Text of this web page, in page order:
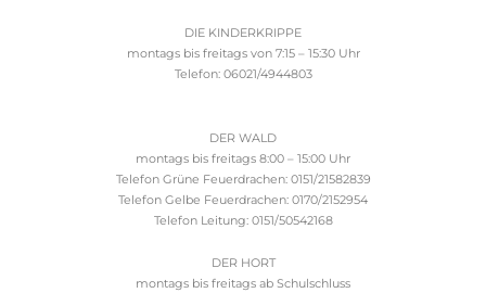
DIE KINDERKRIPPE
montags bis freitags von 7:15 – 15:30 Uhr
Telefon: 06021/4944803
DER WALD
montags bis freitags 8:00 – 15:00 Uhr
Telefon Grüne Feuerdrachen: 0151/21582839
Telefon Gelbe Feuerdrachen: 0170/2152954
Telefon Leitung: 0151/50542168
DER HORT
montags bis freitags ab Schulschluss